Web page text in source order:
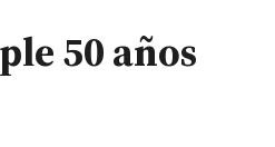
50 años